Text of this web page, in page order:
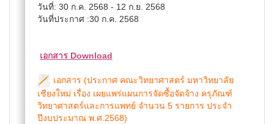
วันที่: 30 ก.ค. 2568 - 12 ก.ย. 2568
วันที่ประกาศ :30 ก.ค. 2568
เอกสาร Download
เอกสาร (ประกาศ คณะวิทยาศาสตร์ มหาวิทยาลัย
เชียงใหม่ เรื่อง เผยแพร่แผนการจัดซื้อจัดจ้าง ครุภัณฑ์
วิทยาศาสตร์และการแพทย์ จำนวน 5 รายการ ประจำ
ปีงบประมาณ พ.ศ.2568)